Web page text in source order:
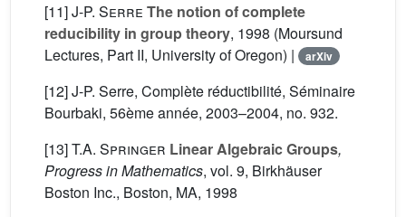
[11]J-P. Serre The notion of complete
reducibility in group theory, 1998 (Moursund
Lectures, Part II, University of Oregon) |
arXiv
[12] J-P. Serre, Complète réductibilité, Séminaire
Bourbaki, 56ème année, 2003–2004, no. 932.
[13]T.A. Springer Linear Algebraic Groups,
Progress in Mathematics, vol. 9, Birkhäuser
Boston Inc., Boston, MA, 1998